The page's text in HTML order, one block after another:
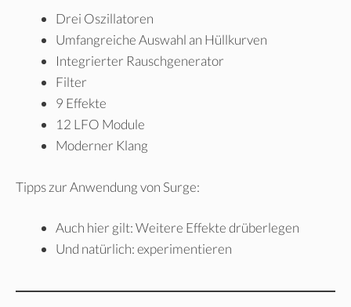
Drei Oszillatoren
Umfangreiche Auswahl an Hüllkurven
Integrierter Rauschgenerator
Filter
9 Effekte
12 LFO Module
Moderner Klang
Tipps zur Anwendung von Surge:
Auch hier gilt: Weitere Effekte drüberlegen
Und natürlich: experimentieren